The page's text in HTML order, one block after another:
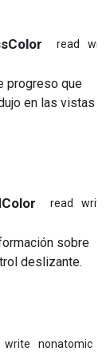
read
progreso que
en las vistas
read write
sobre
deslizante.
write nonatomic